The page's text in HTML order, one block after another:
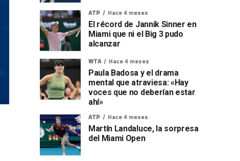
ATP Hace 4 meses
El récord de Jannik Sinner en
Miami que ni el Big 3 pudo
alcanzar
WTA Hace 4 meses
Paula Badosa y el drama
mental que atraviesa: «Hay
voces que no deberían estar
ahí»
ATP Hace 4 meses
Martín Landaluce, la sorpresa
del Miami Open